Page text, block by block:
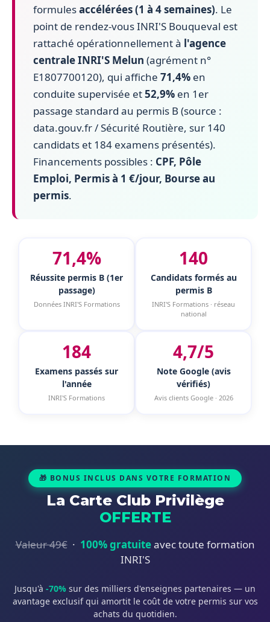
formulesaccélérées (1 à 4 semaines). Le
point de rendez-vous INRI'S Bouqueval est
rattaché opérationnellement à l'agence
centrale INRI'S Melun (agrément n°
E1807700120), qui affiche 71,4% en
conduite supervisée et52,9% en 1er
passage standard au permis B (source :
data.gouv.fr / Sécurité Routière, sur 140
candidats et 184 examens présentés).
Financements possibles : CPF, Pôle
Emploi, Permis à 1 €/jour, Bourse au
permis.
71,4%
Réussite permis B (1er
passage)
Données INRI'S Formations
140
Candidats formés au
permis B
INRI'S Formations · réseau
national
184
Examens passés sur
l'année
INRI'S Formations
4,7/5
Note Google (avis
vérifiés)
Avis clients Google · 2026
🎁 BONUS INCLUS DANS VOTRE FORMATION
La Carte Club Privilège
OFFERTE
Valeur 49€· 100% gratuiteavec toute formation
INRI'S
Jusqu'à -70% sur des milliers d'enseignes partenaires — un
avantage exclusif qui amortit le coût de votre permis sur vos
achats du quotidien.